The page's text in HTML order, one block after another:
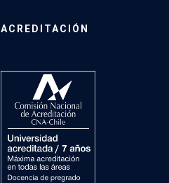
ACREDITACIÓN